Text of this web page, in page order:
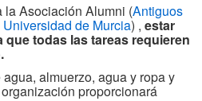
la Asociación Alumni (Antiguos
de Murcia) , estar
todas las tareas requieren
agua, almuerzo, agua y ropa y
proporcionará